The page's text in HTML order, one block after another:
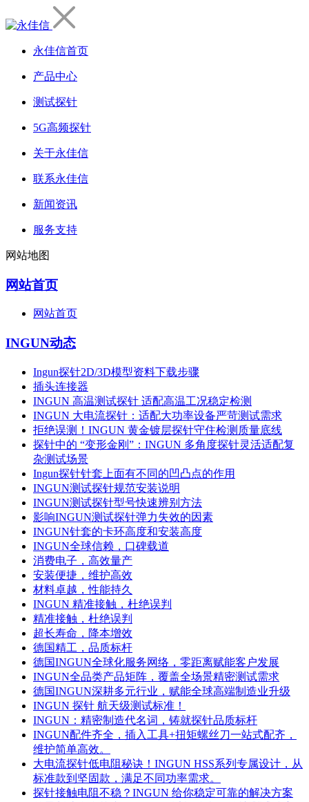
永佳信首页
产品中心
测试探针
5G高频探针
关于永佳信
联系永佳信
新闻资讯
服务支持
网站地图
网站首页
网站首页
INGUN动态
Ingun探针2D/3D模型资料下载步骤
插头连接器
INGUN 高温测试探针 适配高温工况稳定检测
INGUN 大电流探针：适配大功率设备严苛测试需求
拒绝误测！INGUN 黄金镀层探针守住检测质量底线
探针中的 “变形金刚”：INGUN 多角度探针灵活适配复
杂测试场景
Ingun探针针套上面有不同的凹凸点的作用
INGUN测试探针规范安装说明
INGUN测试探针型号快速辨别方法
影响INGUN测试探针弹力失效的因素
INGUN针套的卡环高度和安装高度
INGUN全球信赖，口碑载道
消费电子，高效量产
安装便捷，维护高效
材料卓越，性能持久
INGUN 精准接触，杜绝误判
精准接触，杜绝误判
超长寿命，降本增效
德国精工，品质标杆
德国INGUN全球化服务网络，零距离赋能客户发展
INGUN全品类产品矩阵，覆盖全场景精密测试需求
德国INGUN深耕多元行业，赋能全球高端制造业升级
INGUN 探针 航天级测试标准！
INGUN：精密制造代名词，铸就探针品质标杆
INGUN配件齐全，插入工具+扭矩螺丝刀一站式配齐，
维护简单高效。
大电流探针低电阻秘诀！INGUN HSS系列专属设计，从
标准款到坚固款，满足不同功率需求。
探针接触电阻不稳？INGUN 给你稳定可靠的解决方案